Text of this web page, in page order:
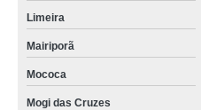
Limeira
Mairiporã
Mococa
Mogi das Cruzes